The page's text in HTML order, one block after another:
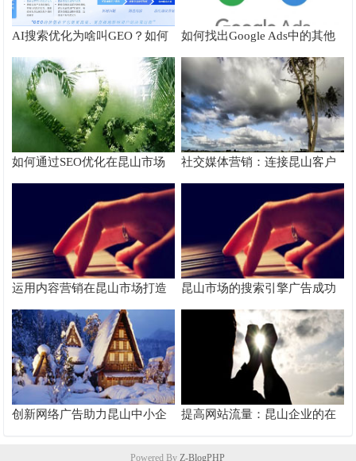
AI搜索优化为啥叫GEO？如何
在AI搜索中获得排名？
如何找出Google Ads中的其他
搜索字词
如何通过SEO优化在昆山市场
脱颖而出
社交媒体营销：连接昆山客户
的桥梁
运用内容营销在昆山市场打造
品牌影响力
昆山市场的搜索引擎广告成功
案例分析
创新网络广告助力昆山中小企
提高网站流量：昆山企业的在
Powered ByZ-BlogPHP